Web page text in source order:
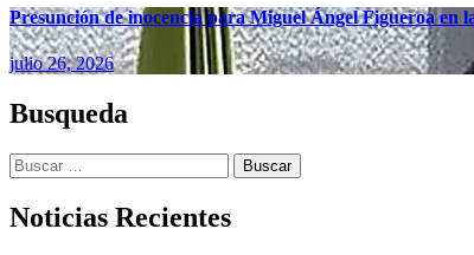
Presunción de inocencia para Miguel Ángel Figueroa en
julio 26, 2026
Busqueda
Buscar:
Noticias Recientes